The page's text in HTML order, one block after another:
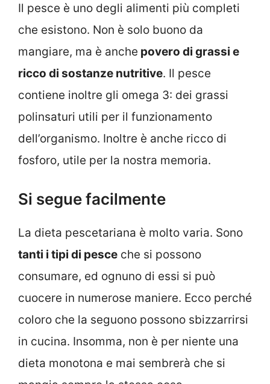
Il pesce è uno degli alimenti più completi
che esistono. Non è solo buono da
mangiare, ma è anche povero di grassi e
ricco di sostanze nutritive. Il pesce
contiene inoltre gli omega 3: dei grassi
polinsaturi utili per il funzionamento
dell’organismo. Inoltre è anche ricco di
fosforo, utile per la nostra memoria.
Si segue facilmente
La dieta pescetariana è molto varia. Sono
tanti i tipi di pesce che si possono
consumare, ed ognuno di essi si può
cuocere in numerose maniere. Ecco perché
coloro che la seguono possono sbizzarrirsi
in cucina. Insomma, non è per niente una
dieta monotona e mai sembrerà che si